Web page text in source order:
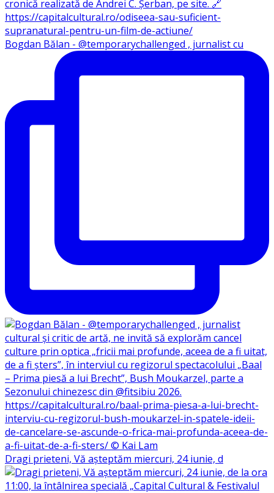
Bogdan Bălan - @temporarychallenged , jurnalist cu
Dragi prieteni, Vă așteptăm miercuri, 24 iunie, d